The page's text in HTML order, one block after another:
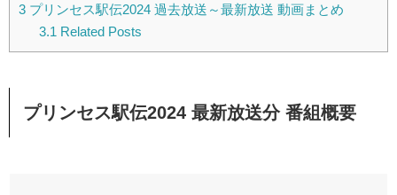
3 プリンセス駅伝2024 過去放送～最新放送 動画まとめ
3.1 Related Posts
プリンセス駅伝2024 最新放送分 番組概要